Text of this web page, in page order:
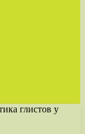
глистов у